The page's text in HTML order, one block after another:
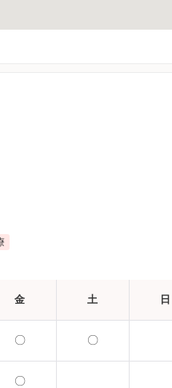
金 土 日
〇 〇
〇